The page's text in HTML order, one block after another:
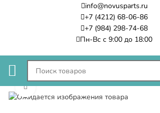
info@novusparts.ru
+7 (4212) 68-06-86
+7 (984) 298-74-68
Пн-Вс с 9:00 до 18:00
Нажмите, чтобы увеличить